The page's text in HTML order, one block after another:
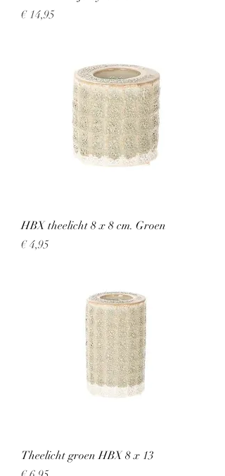
Prijs
€ 14,95
HBX theelicht 8 x 8 cm. Groen
Prijs
€ 4,95
Theelicht groen HBX 8 x 13